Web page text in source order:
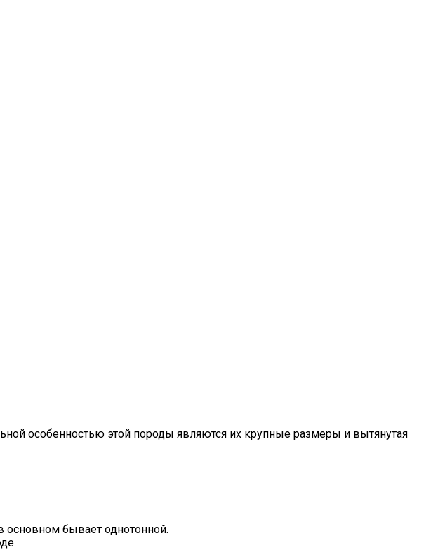
особенностью этой породы являются их крупные размеры и вытянутая
основном бывает однотонной.